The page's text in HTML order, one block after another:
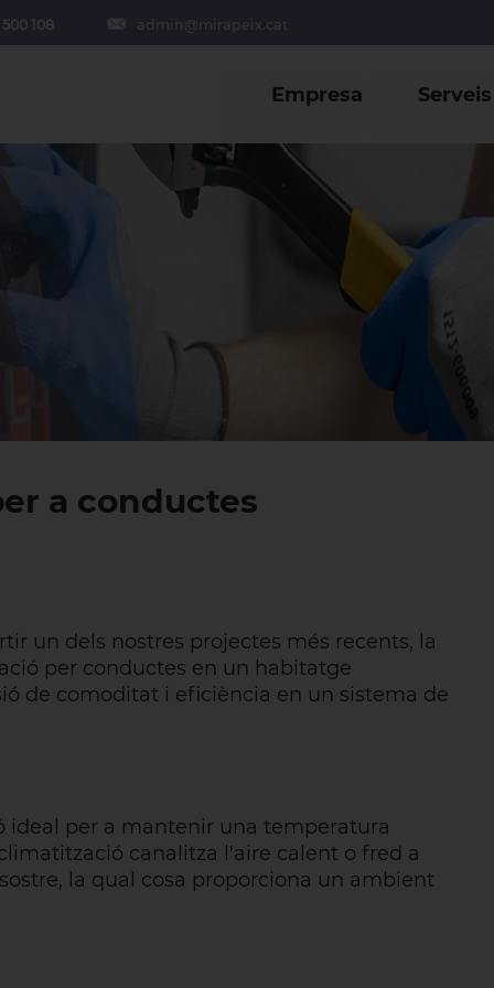
108 admin@mirapeix.cat
Empresa Serveis
a conductes
un dels nostres projectes més recents, la
per conductes en un habitatge
de comoditat i eficiència en un sistema de
ideal per a mantenir una temperatura
canalitza l'aire calent o fred a
la qual cosa proporciona un ambient